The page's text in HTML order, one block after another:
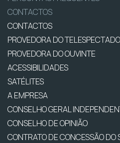
CONTACTOS
CONTACTOS
PROVEDORA DO
PROVEDORA DO OUVINTE
ACESSIBILIDADES
SATÉLITES
A EMPRESA
CONSELHO GERAL
CONSELHO DE OPINIÃO
CONTRATO DE CONCESSÃO DO